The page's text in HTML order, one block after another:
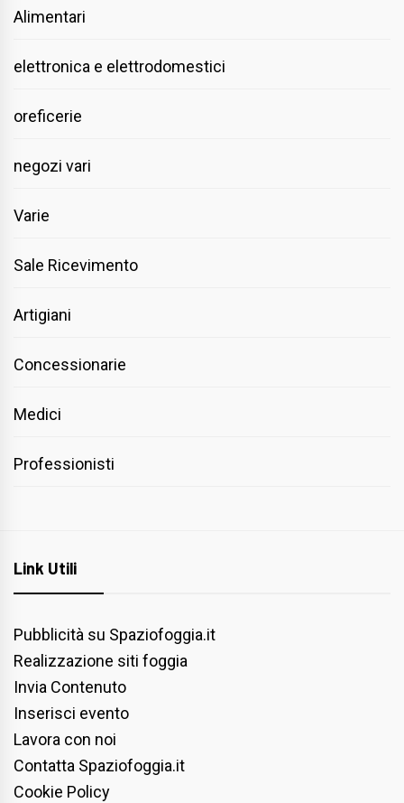
Alimentari
elettronica e elettrodomestici
oreficerie
negozi vari
Varie
Sale Ricevimento
Artigiani
Concessionarie
Medici
Professionisti
Link Utili
Pubblicità su Spaziofoggia.it
Realizzazione siti foggia
Invia Contenuto
Inserisci evento
Lavora con noi
Contatta Spaziofoggia.it
Cookie Policy